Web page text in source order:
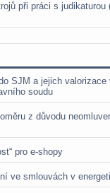
při práci s judikaturou
SJM a jejich valorizace
soudu
z důvodu
pro e-shopy
ve smlouvách v